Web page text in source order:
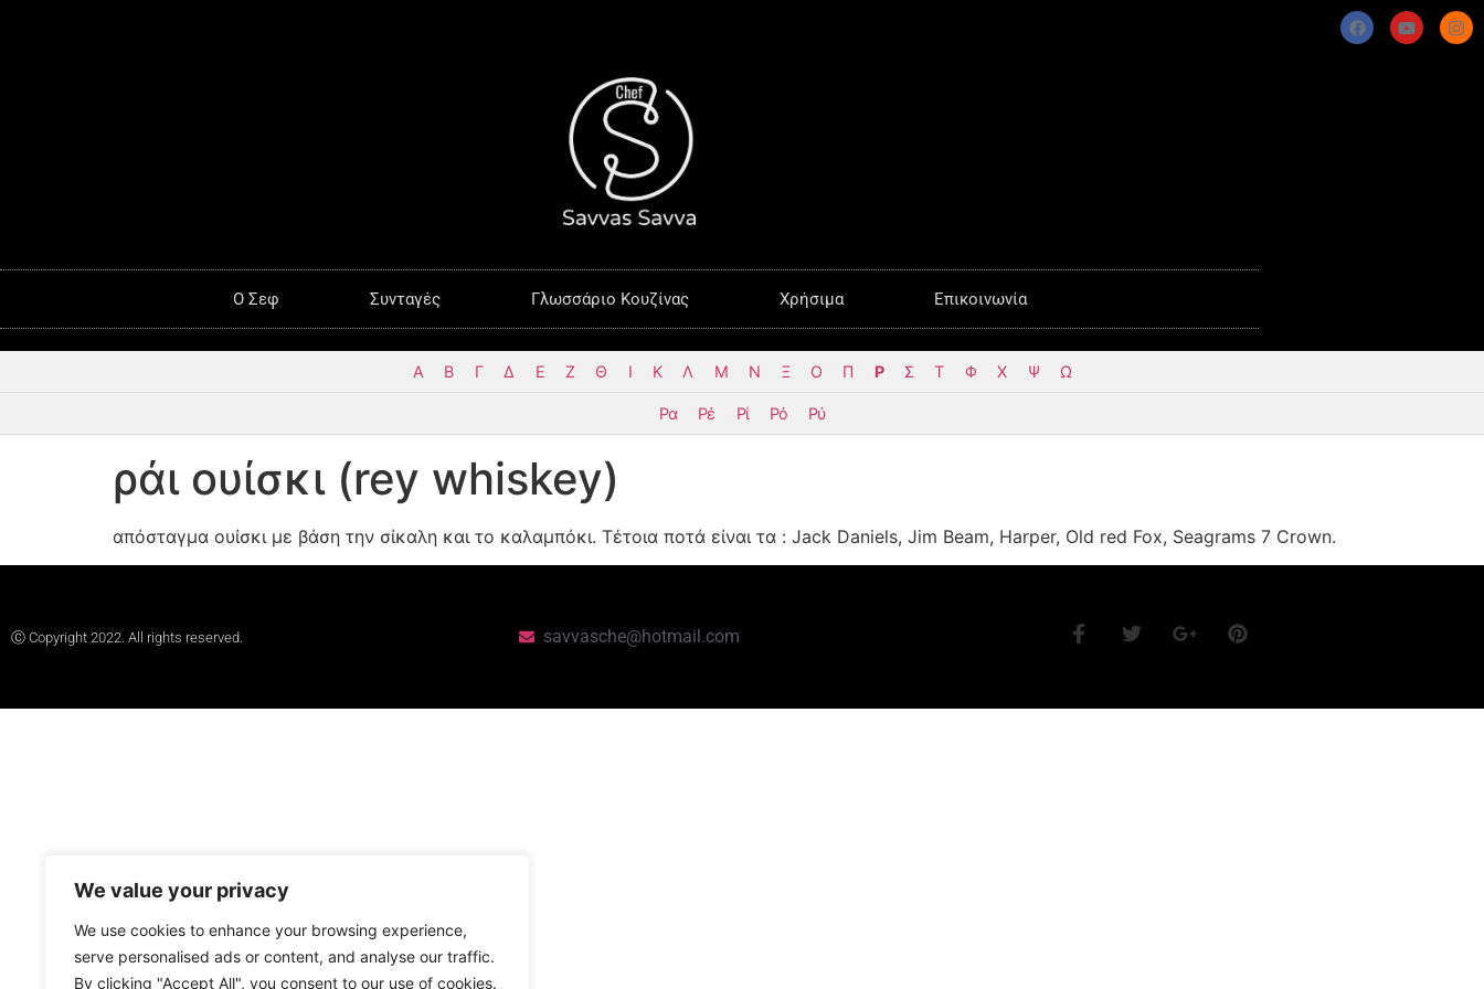
We value your privacy
We use cookies to enhance your browsing experience,
serve personalised ads or content, and analyse our traffic.
By clicking "Accept All", you consent to our use of cookies.
O Σεφ Συνταγές Γλωσσάριο Κουζίνας Χρήσιμα Επικοινωνία
Α Β Γ Δ Ε Ζ Θ Ι Κ Λ Μ Ν Ξ Ο Π Ρ Σ Τ Φ Χ Ψ Ω
Ρα Ρέ Ρί Ρό Ρύ
ράι ουίσκι (rey whiskey)
απόσταγμα ουίσκι με βάση την σίκαλη και το καλαμπόκι. Τέτοια ποτά είναι τα : Jack Daniels, Jim Beam, Harper, Old red Fox, Seagrams 7 Crown.
Ⓒ Copyright 2022. All rights reserved. savvasche@hotmail.com